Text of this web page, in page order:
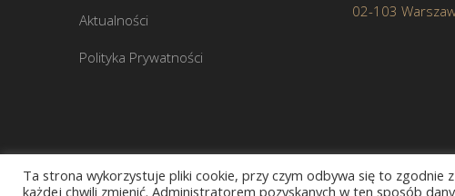
Aktualności
Polityka Prywatności
02-103
Ta strona wykorzystuje pliki cookie, przy czym odbywa się to
każdej chwili zmienić. Administratorem pozyskanych w ten sposób